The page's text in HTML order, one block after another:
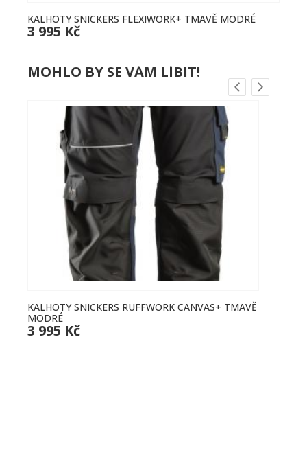
KALHOTY SNICKERS FLEXIWORK+ TMAVĚ MODRÉ
3 995 Kč
MOHLO BY SE VÁM LÍBIT!
KALHOTY SNICKERS RUFFWORK CANVAS+ TMAVĚ
MODRÉ
3 995 Kč